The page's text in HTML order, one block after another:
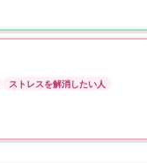
ストレスを解消したい人